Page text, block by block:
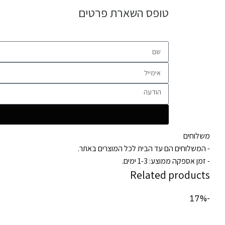
טופס השארת פרטים
משלוחים
- המשלוחים הם עד הבית לכל המוצרים באתר.
- זמן אספקה ממוצע: 1-3 ימים.
Related products
-17%